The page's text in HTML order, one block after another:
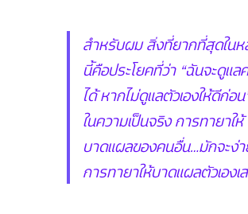
สำหรับผม สิ่งที่ยากที่สุดใน
นี้คือประโยคที่ว่า “ฉันจะดูแล
ได้ หากไม่ดูแลตัวเองให้ดีก่อน
ในความเป็นจริง การทายาให้
บาดแผลของคนอื่น…มักจะง่
การทายาให้บาดแผลตัวเองเ